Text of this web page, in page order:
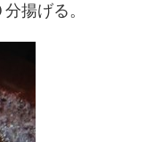
揚げる。